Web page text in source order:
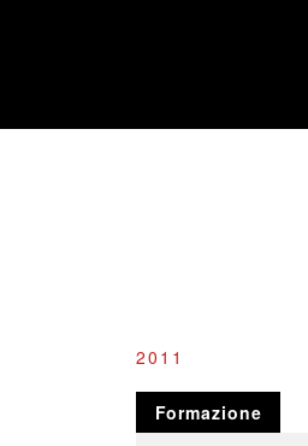
2011
Formazione